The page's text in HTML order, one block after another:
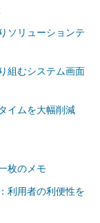
ソリューションテ
組むシステム画面
イムを大幅削減
枚のメモ
利用者の利便性を